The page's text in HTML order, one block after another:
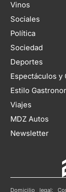
Vinos
Sociales
Política
Sociedad
Deportes
Espectáculos y
Estilo
Viajes
MDZ Autos
Newsletter
Domicilio legal: